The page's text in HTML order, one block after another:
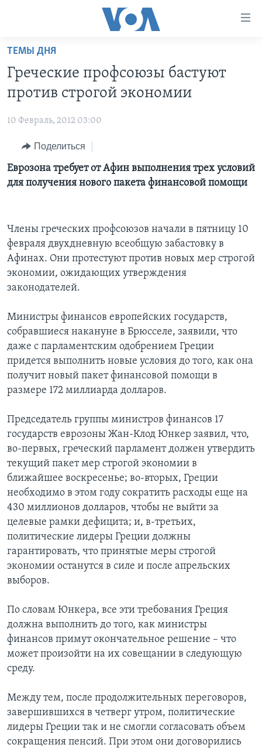
Перейти
основной
контент
Перейти
навигации
Перейти
ПРОГРАММЫ
НОВОСТИ ЗА МИНУТУ
ИТОГИ
ПОЧЕМУ ЭТО ВАЖНО?
ДИСКУССИЯ VOA
НЬЮ-ЙОРК NEW YORK
АМЕРИКА. БОЛЬШОЕ ПУТЕШЕСТВИЕ
ПРОЕКТЫ
УЧИМ АНГЛИЙСКИЙ
НАША АМЕРИКАНСКАЯ ИСТОРИЯ
А КАК В АМЕРИКЕ?
АРТЕФАКТЫ
ТЕСТЫ
ЭКСПЕРТИЗА
ИНТЕРВЬЮ
ФАКТЫ ПРОТИВ ФЕЙКОВ
ЗА СВОБОДУ ПРЕССЫ
ВИДЕО
ПОДПИСКА НА НОВОСТИ
Learning English
СОЦИАЛЬНЫЕ СЕТИ
ТЕМЫ ДНЯ
Греческие профсоюзы бастуют
против строгой экономии
10 Февраль, 2012 03:00
Поделиться
Еврозона требует от Афин выполнения трех условий
для получения нового пакета финансовой помощи
Члены греческих профсоюзов начали в пятницу 10
февраля двухдневную всеобщую забастовку в
Афинах. Они протестуют против новых мер строгой
экономии, ожидающих утверждения
законодателей.
Министры финансов европейских государств,
собравшиеся накануне в Брюсселе, заявили, что
даже с парламентским одобрением Греции
придется выполнить новые условия до того, как она
получит новый пакет финансовой помощи в
размере 172 миллиарда долларов.
Председатель группы министров финансов 17
государств еврозоны Жан-Клод Юнкер заявил, что,
во-первых, греческий парламент должен утвердить
текущий пакет мер строгой экономии в
ближайшее воскресенье; во-вторых, Греции
необходимо в этом году сократить расходы еще на
430 миллионов долларов, чтобы не выйти за
целевые рамки дефицита; и, в-третьих,
политические лидеры Греции должны
гарантировать, что принятые меры строгой
экономии останутся в силе и после апрельских
выборов.
По словам Юнкера, все эти требования Греция
должна выполнить до того, как министры
финансов примут окончательное решение – что
может произойти на их совещании в следующую
среду.
Между тем, после продолжительных переговоров,
завершившихся в четверг утром, политические
лидеры Греции так и не смогли согласовать объем
сокращения пенсий. При этом они договорились